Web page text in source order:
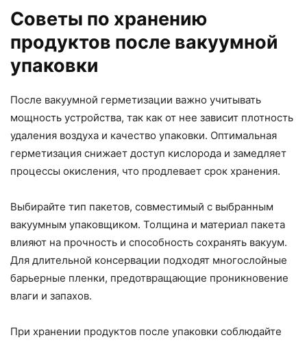
Советы по хранению
продуктов после вакуумной
упаковки
После вакуумной герметизации важно учитывать
мощность устройства, так как от нее зависит плотность
удаления воздуха и качество упаковки. Оптимальная
герметизация снижает доступ кислорода и замедляет
процессы окисления, что продлевает срок хранения.
Выбирайте тип пакетов, совместимый с выбранным
вакуумным упаковщиком. Толщина и материал пакета
влияют на прочность и способность сохранять вакуум.
Для длительной консервации подходят многослойные
барьерные пленки, предотвращающие проникновение
влаги и запахов.
При хранении продуктов после упаковки соблюдайте